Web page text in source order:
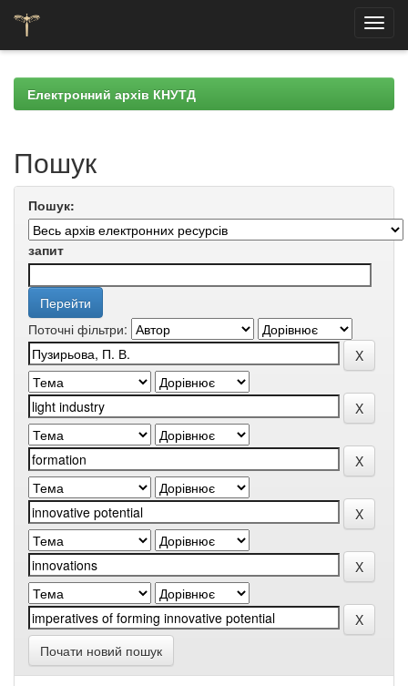
navigationЕлектронний архів КНУТД
Пошук
Пошук:
запит
Поточні фільтри:
Почати новий пошук